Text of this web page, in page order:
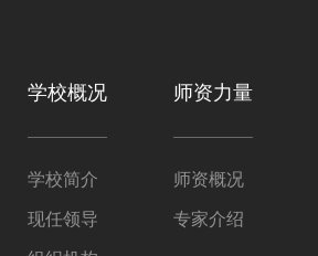
学校概况
学校简介
现任领导
师资力量
师资概况
专家介绍